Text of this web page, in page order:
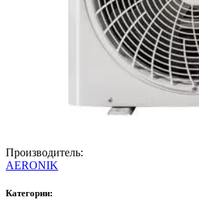
Производитель:
AERONIK
Категории: